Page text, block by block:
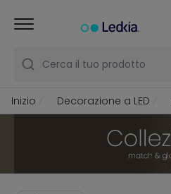
Cerca il tuo prodotto
Inizio Decorazione a LED